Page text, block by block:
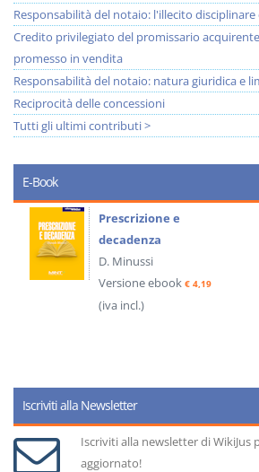
Responsabilità del notaio: l'illecito
Credito privilegiato del promissario
promesso in vendita
Responsabilità del notaio: natura giuridica e
Reciprocità delle concessioni
Tutti gli ultimi contributi >
E-Book
Prescrizione e
decadenza
D. Minussi
Versione ebook € 4,19
(iva incl.)
Iscriviti alla Newsletter
Iscriviti alla newsletter di WikiJus
aggiornato!